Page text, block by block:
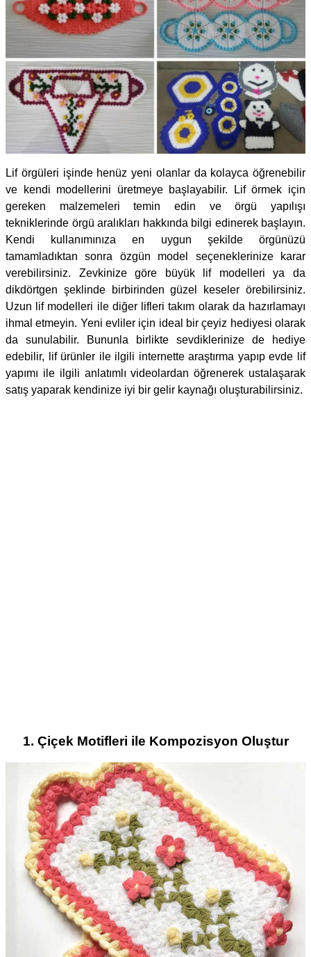
Lif örgüleri işinde henüz yeni olanlar da kolayca öğrenebilir
ve kendi modellerini üretmeye başlayabilir. Lif örmek için
gereken malzemeleri temin edin ve örgü yapılışı
tekniklerinde örgü aralıkları hakkında bilgi edinerek başlayın.
Kendi kullanımınıza en uygun şekilde örgünüzü
tamamladıktan sonra özgün model seçeneklerinize karar
verebilirsiniz. Zevkinize göre büyük lif modelleri ya da
dikdörtgen şeklinde birbirinden güzel keseler örebilirsiniz.
Uzun lif modelleri ile diğer lifleri takım olarak da hazırlamayı
ihmal etmeyin. Yeni evliler için ideal bir çeyiz hediyesi olarak
da sunulabilir. Bununla birlikte sevdiklerinize de hediye
edebilir, lif ürünler ile ilgili internette araştırma yapıp evde lif
yapımı ile ilgili anlatımlı videolardan öğrenerek ustalaşarak
satış yaparak kendinize iyi bir gelir kaynağı oluşturabilirsiniz.
1. Çiçek Motifleri ile Kompozisyon Oluştur